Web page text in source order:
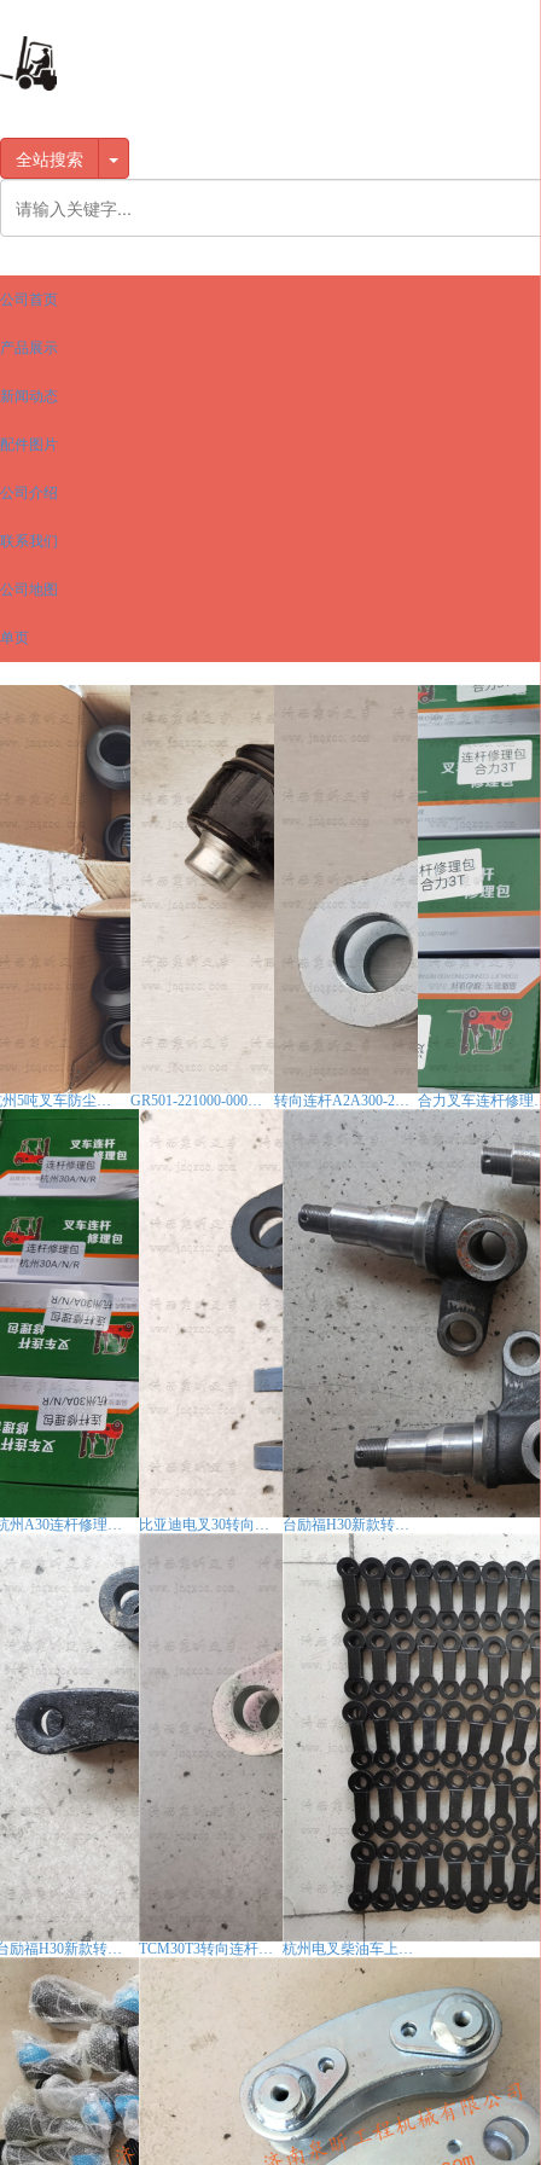
全站搜索
公司首页
产品展示
新闻动态
配件图片
公司介绍
联系我们
公司地图
单页
杭州5吨叉车防尘罩后桥拉杆GR501-221001-000 GR501-221000-000拉杆装置杭州10吨叉车 转向连杆A2A300-221000-000 合力叉
杭州A30连杆修理包后桥叉车配件 比亚迪电叉30转向连杆 台励福H30新款转向节叉车配件
台励福H30新款转向连杆叉车配件 TCM30T3转向连杆22N54-32351/22N54-32361FD30T3C 杭州电叉柴油车上下连杆